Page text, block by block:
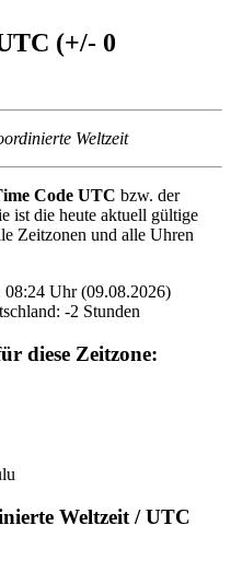
(+/- 0
Weltzeit
Code UTC bzw. der
ist die heute aktuell gültige
Zeitzonen und alle Uhren
Uhr (09.08.2026)
-2 Stunden
diese Zeitzone:
Weltzeit / UTC